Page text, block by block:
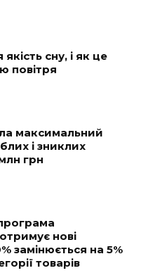
сну, і як це
повітря
максимальний
і зниклих
грн
нові
замінюється на 5%
товарів